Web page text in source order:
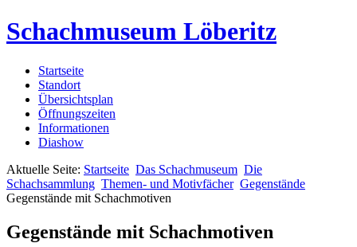
Schachmuseum Löberitz
Startseite
Standort
Übersichtsplan
Öffnungszeiten
Informationen
Diashow
Aktuelle Seite: Startseite Das Schachmuseum Die
Schachsammlung Themen- und Motivfächer Gegenstände
Gegenstände mit Schachmotiven
Gegenstände mit Schachmotiven